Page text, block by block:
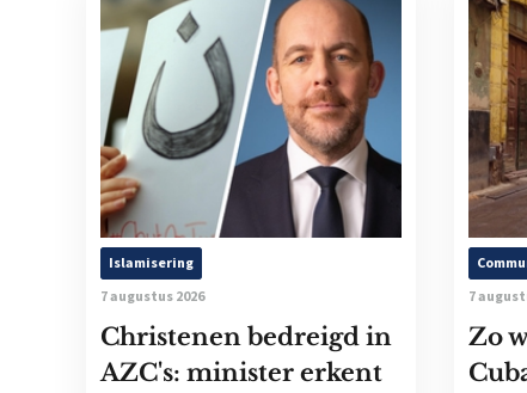
Islamisering
7 augustus 2026
Christenen bedreigd in
AZC's: minister erkent
7
Zo